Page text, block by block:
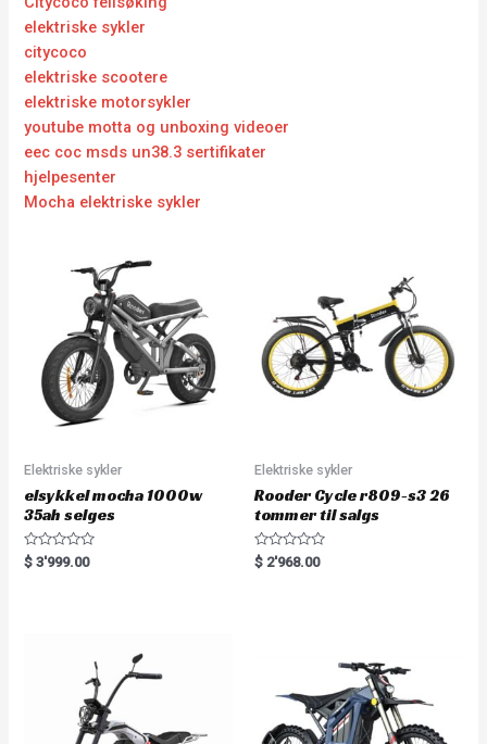
elektriske sykler
citycoco
elektriske scootere
elektriske motorsykler
youtube motta og unboxing videoer
eec coc msds un38.3 sertifikater
hjelpesenter
Mocha elektriske sykler
Elektriske sykler
elsykkel mocha 1000w
35ah selges
R
a
$ 3'999.00
Elektriske sykler
Rooder Cycle r809-s3 26
tommer til salgs
R
a
$ 2'968.00